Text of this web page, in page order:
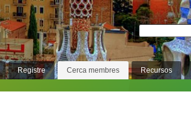
Registre Cerca membres Recursos